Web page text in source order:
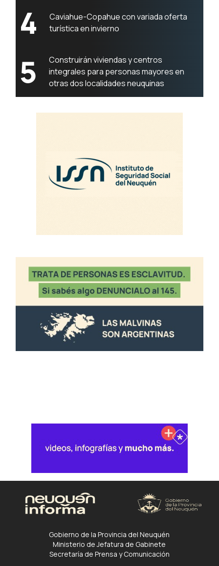
4
Caviahue-Copahue con variada oferta
turística en invierno
5
Construirán viviendas y centros
integrales para personas mayores en
otras dos localidades neuquinas
Gobierno de la Provincia del Neuquén
Ministerio de Jefatura de Gabinete
Secretaría de Prensa y Comunicación